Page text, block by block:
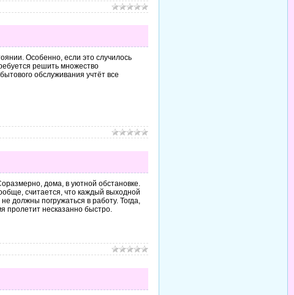
Особенно, если это случилось
решить множество
обслуживания учтёт все
дома, в уютной обстановке.
считается, что каждый выходной
должны погружаться в работу. Тогда,
пролетит несказанно быстро.